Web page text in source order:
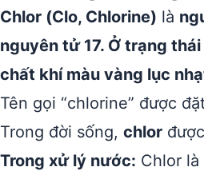
Chlor (Clo, Chlorine) là
nguyên tử 17. Ở trạng
chất khí màu vàng lục
Tên gọi “chlorine” được
Trong đời sống, chlor
Trong xử lý nước: Chlor